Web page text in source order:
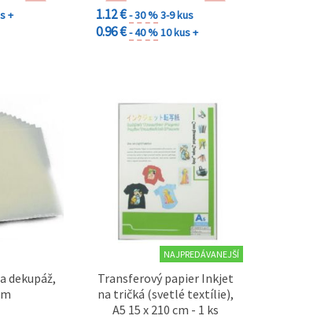
+ 1.12 €- 30 %3-9 kus
0.96 €- 40 %10 kus +
dekupáž,
NAJPREDÁVANEJŠÍ
Transferový papier Inkjet
na tričká (svetlé textílie),
A5 15 x 210 cm - 1 ks